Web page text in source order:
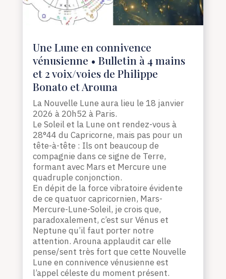
Une Lune en connivence
vénusienne • Bulletin à 4 mains
et 2 voix/voies de Philippe
Bonato et Arouna
La Nouvelle Lune aura lieu le 18 janvier
2026 à 20h52 à Paris.
Le Soleil et la Lune ont rendez-vous à
28°44 du Capricorne, mais pas pour un
tête-à-tête : Ils ont beaucoup de
compagnie dans ce signe de Terre,
formant avec Mars et Mercure une
quadruple conjonction.
En dépit de la force vibratoire évidente
de ce quatuor capricornien, Mars-
Mercure-Lune-Soleil, je crois que,
paradoxalement, c’est sur Vénus et
Neptune qu’il faut porter notre
attention. Arouna applaudit car elle
pense/sent très fort que cette Nouvelle
Lune en connivence vénusienne est
l’appel céleste du moment présent.